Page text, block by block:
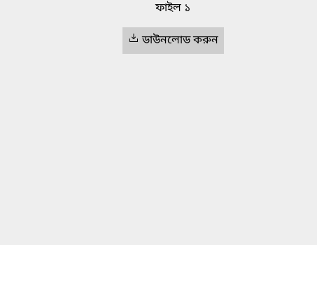
ফাইল ১
ডাউনলোড করুন